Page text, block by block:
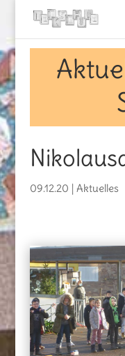
09.12.20 Aktuelles